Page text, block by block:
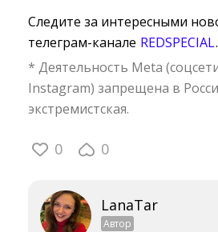
Следите за интересными
телеграм-канале REDSPECIAL.
* Деятельность Meta
Instagram) запрещена в
экстремистская.
0 0
LanaTar
Автор